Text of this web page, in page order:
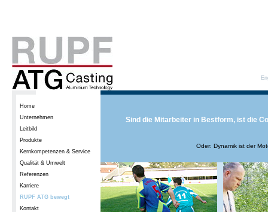
Home
Unternehmen
Leitbild
Produkte
Kernkompetenzen & Service
Qualität & Umwelt
Referenzen
Karriere
RUPF ATG bewegt
Kontakt
Sind die Mitarbeiter in Bestform, ist die
Oder: Dynamik ist der